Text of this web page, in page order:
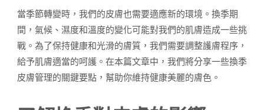
當季節轉變時，我們的皮膚也需要適應新的環境。換季期
間，氣候、濕度和溫度的變化可能對我們的肌膚造成一些挑
戰。為了保持健康和光滑的膚質，我們需要調整護膚程序，
給予肌膚適當的呵護。在本篇文章中，我們將分享一些換季
皮膚管理的關鍵要點，幫助你維持健康美麗的膚色。